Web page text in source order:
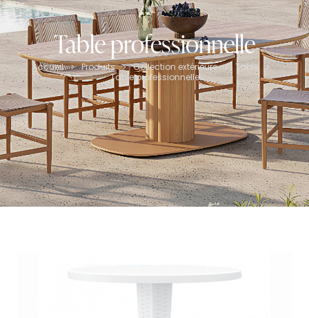
Table professionnelle
Accueil > Produits > Collection extérieure > Table >
Table professionnelle